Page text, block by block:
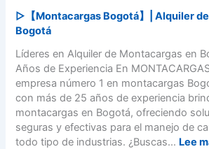
P
e
g
u
n
t
a
s
▷【Montacargas Bogotá】| Alquiler
Bogotá
Líderes en Alquiler de Montacargas en
Años de Experiencia En
empresa número 1 en montacargas
con más de 25 años de experiencia
montacargas en Bogotá, ofreciendo
seguras y efectivas para el manejo de
todo tipo de industrias. ¿Buscas... Lee